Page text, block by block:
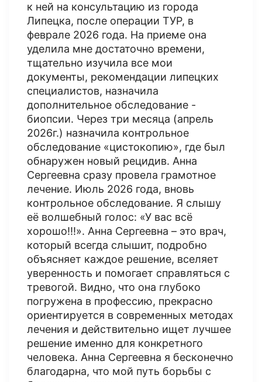
к ней на консультацию из города
Липецка, после операции ТУР, в
феврале 2026 года. На приеме она
уделила мне достаточно времени,
тщательно изучила все мои
документы, рекомендации липецких
специалистов, назначила
дополнительное обследование -
биопсии. Через три месяца (апрель
2026г.) назначила контрольное
обследование «цистокопию», где был
обнаружен новый рецидив. Анна
Сергеевна сразу провела грамотное
лечение. Июль 2026 года, вновь
контрольное обследование. Я слышу
её волшебный голос: «У вас всё
хорошо!!!». Анна Сергеевна – это врач,
который всегда слышит, подробно
объясняет каждое решение, вселяет
уверенность и помогает справляться с
тревогой. Видно, что она глубоко
погружена в профессию, прекрасно
ориентируется в современных методах
лечения и действительно ищет лучшее
решение именно для конкретного
человека. Анна Сергеевна я бесконечно
благодарна, что мой путь борьбы с